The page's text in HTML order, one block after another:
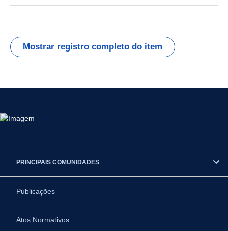
Mostrar registro completo do item
PRINCIPAIS COMUNIDADES
Publicações
Atos Normativos